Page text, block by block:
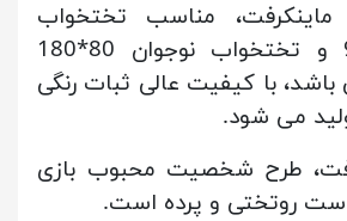
ماینکرفت، مناسب تختخواب
یکنفره 200*90 و تختخواب نوجوان 80*180
با کیفیت عالی ثبات رنگی
می شود.
طرح شخصیت محبوب بازی
ست روتختی و پرده است.